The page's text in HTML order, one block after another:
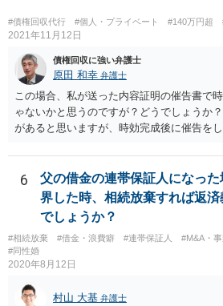
#債権回収代行 #個人・プライベート #140万円超
2021年11月12日
債権回収に強い弁護士
原田 和幸 弁護士
この場合、私が送った内容証明の催告書で
ゃないかと思うのですが？どうでしょうか
があると思いますが、時効完成後に催告を
6
父の借金の連帯保証人になっ
界した時、相続放棄すれば返
でしょうか？
#相続放棄 #借金・浪費癖 #連帯保証人 #M&A・
#同性婚
2020年8月12日
村山 大基 弁護士